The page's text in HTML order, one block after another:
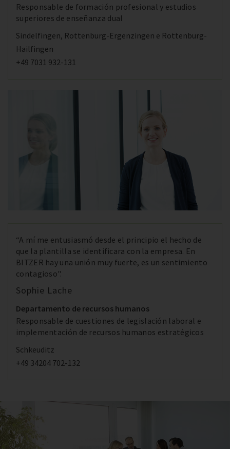
Responsable de formación profesional y estudios
superiores de enseñanza dual
Sindelfingen, Rottenburg-Ergenzingen e Rottenburg-
Hailfingen
+49 7031 932-131
“A mí me entusiasmó desde el principio el hecho de
que la plantilla se identificara con la empresa. En
BITZER hay una unión muy fuerte, es un sentimiento
contagioso".
Sophie Lache
Departamento de recursos humanos
Responsable de cuestiones de legislación laboral e
implementación de recursos humanos estratégicos
Schkeuditz
+49 34204 702-132